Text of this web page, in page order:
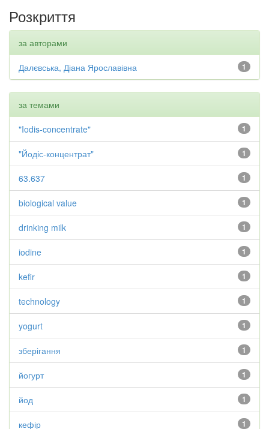
Розкриття
за авторами
1
Далєвська, Діана Ярославівна
за темами
1
"Iodis-concentrate"
1
"Йодіс-концентрат"
1
63.637
1
biological value
1
drinking milk
1
iodine
1
kefir
1
technology
1
yogurt
1
зберігання
1
йогурт
1
йод
1
кефір